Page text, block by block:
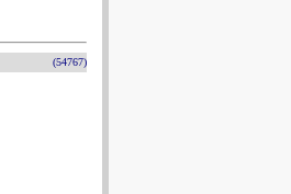
(54767)